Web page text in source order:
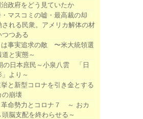
治政府をどう見ていたか
マスコミの嘘・最高裁の却
される民衆。アメリカ解体の材
つつある
は事実追求の敵 〜米大統領選
と実態～
の日本庶民～小泉八雲 「日
より～
と新型コロナを引き金とする
の崩壊
革命勢力とコロナ７ ～ おカ
脳支配を終わらせる～